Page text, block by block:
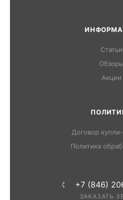
Статьи
Обзоры
Акции
Договор
Политика
+7 (846)
ЗАКАЗАТЬ